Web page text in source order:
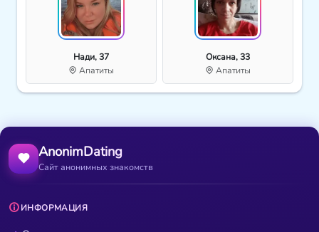
Нади, 37
Апатиты
Оксана, 33
Апатиты
AnonimDating
Сайт анонимных знакомств
ИНФОРМАЦИЯ